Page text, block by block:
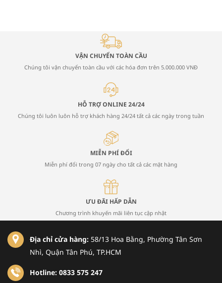
VẬN CHUYỂN TOÀN CẦU
Chúng tôi vận chuyển toàn cầu với các hóa đơn trên 5.000.000 VNĐ
HỖ TRỢ ONLINE 24/24
Chúng tôi luôn luôn hỗ trợ khách hàng 24/24 tất cả các ngày trong tuần
MIỄN PHÍ ĐỔI
Miễn phí đổi trong 07 ngày cho tất cả các mặt hàng
ƯU ĐÃI HẤP DẪN
Chương trình khuyến mãi liên tục cập nhật
Địa chỉ cửa hàng: 58/13 Hoa Bằng, Phường Tân Sơn
Nhì, Quận Tân Phú, TP.HCM
Hotline: 0833 575 247